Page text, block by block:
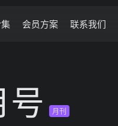
会员方案 联系我们
月刊